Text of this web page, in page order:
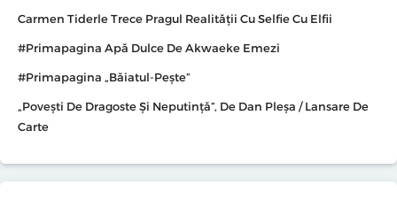
Carmen Tiderle Trece Pragul Realității Cu Selfie Cu Elfii
#primapagina Apă Dulce De Akwaeke Emezi
#primapagina „Băiatul-Pește”
„Povești De Dragoste Și Neputință”, De Dan Pleșa / Lansare De
Carte